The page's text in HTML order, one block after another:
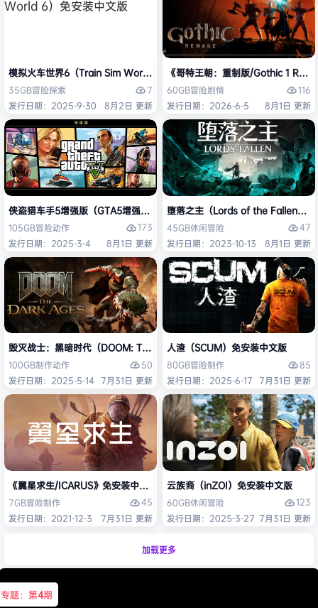
模拟火车世界6（Train Sim World 6）免安装中文版
35GB冒险探索
7
发行日期：2025-9-30
8月2日 更新
《哥特王朝：重制版/Gothic 1
60GB冒险剧情
116
发行日期：2026-6-5
8月1日 更新
侠盗猎车手5增强版（GTA5增强版（Grand Theft Auto V Enhanced）免
105GB冒险动作
173
发行日期：2025-3-4
8月1日 更新
堕落之主（Lords of the Fallen）免
45GB休闲冒险
47
发行日期：2023-10-13
8月1日 更新
毁灭战士：黑暗时代（DOOM: The Dark Ages）免安装中文版
100GB制作动作
50
发行日期：2025-5-14 7月31日 更新
人渣（SCUM）免安装中文版
80GB冒险制作
85
发行日期：2025-6-17 7月31日 更新
《翼星求生/ICARUS》免安装中文版
7GB冒险制作
45
发行日期：2021-12-3
7月31日 更新
云族裔（inZOI）免安装中文版
60GB休闲冒险
123
发行日期：2025-3-27 7月31日 更新
加载更多
专题：第4期